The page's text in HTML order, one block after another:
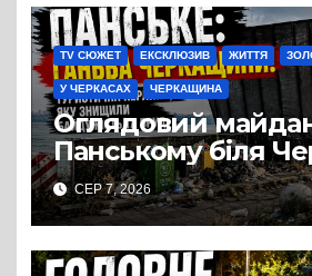
TV СЮЖЕТ ЕКСКЛЮЗИВ ЖИТТЯ
У ЧЕРКАСАХ ЧЕРКАЩИНА
Оглядовий
Панському біля
перетворився на
сміттєзвалище
СЕР 7, 2026